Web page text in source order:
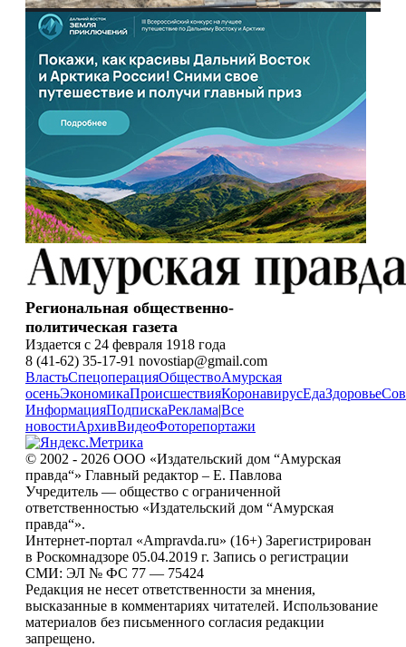
Региональная общественно-
политическая газета
Издается с 24 февраля 1918 года
8 (41-62) 35-17-91 novostiap@gmail.com
ВластьСпецоперацияОбществоАмурская
осеньЭкономикаПроисшествияКоронавирусЕдаЗдоровье
ИнформацияПодпискаРеклама|Все
новостиАрхивВидеоФоторепортажи
© 2002 - 2026 ООО «Издательский дом “Амурская
правда“» Главный редактор – Е. Павлова
Учредитель — общество с ограниченной
ответственностью «Издательский дом “Амурская
правда“».
Интернет-портал «Ampravda.ru» (16+) Зарегистрирован
в Роскомнадзоре 05.04.2019 г. Запись о регистрации
СМИ: ЭЛ № ФС 77 — 75424
Редакция не несет ответственности за мнения,
высказанные в комментариях читателей. Использование
материалов без письменного согласия редакции
запрещено.